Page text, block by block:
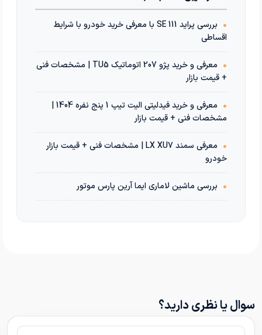
•
بررسی پراید 111 SE با معرفی خرید خودرو با شرایط
اقساطی
•
معرفی و خرید پژو 207 اتوماتیک TU5 | مشخصات فنی
+ قیمت بازار
•
معرفی و خرید فیدلیتی الیت تیپ 1 پنج نفره 1404 |
مشخصات فنی + قیمت بازار
•
معرفی سمند LX XU7 | مشخصات فنی + قیمت بازار
خودرو
• بررسی ماشین لاماری ایما آرین پارس موتور
سوال یا نظری دارید؟